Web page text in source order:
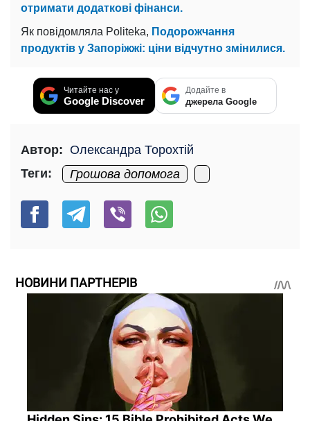
отримати додаткові фінанси.
Як повідомляла Politeka, Подорожчання
продуктів у Запоріжжі: ціни відчутно змінилися.
Читайте нас у
Google Discover
Додайте в
джерела Google
Автор: Олександра Торохтій
Теги:
Грошова допомога
НОВИНИ ПАРТНЕРІВ